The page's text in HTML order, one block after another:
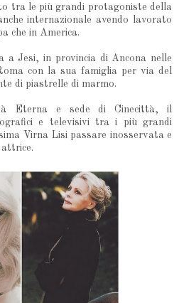
tra le più grandi protagoniste della
internazionale avendo lavorato
che in America.
a Jesi, in provincia di Ancona nelle
con la sua famiglia per via del
di piastrelle di marmo.
Eterna e sede di Cinecittà, il
e televisivi tra i più grandi
Virna Lisi passare inosservata e